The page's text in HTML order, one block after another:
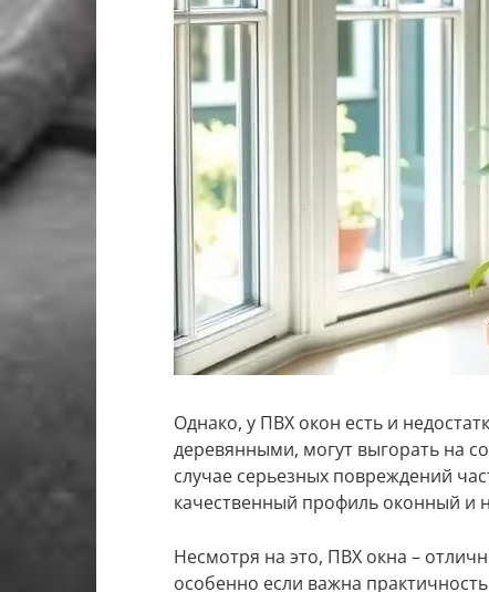
Однако, у ПВХ окон есть и
деревянными, могут выгорать на
случае серьезных повреждений
качественный профиль оконный и
Несмотря на это, ПВХ окна –
особенно если важна